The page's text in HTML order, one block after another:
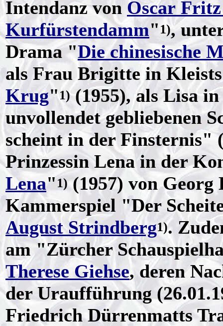
Intendanz von Oscar
Kurfürstendamm" 1),
Drama "Die chinesische
als Frau Brigitte in
Krug"1)(1955), als Lisa
unvollendet gebliebenen
scheint in der Finsternis"
Prinzessin Lena in der
Lena"1)(1957) von Georg
Kammerspiel "Der
August Strindberg1).
am "Zürcher
Therese Giehse, deren
der Uraufführung
Friedrich Dürrenmatts